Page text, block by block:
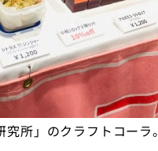
究所」のクラフトコーラ。